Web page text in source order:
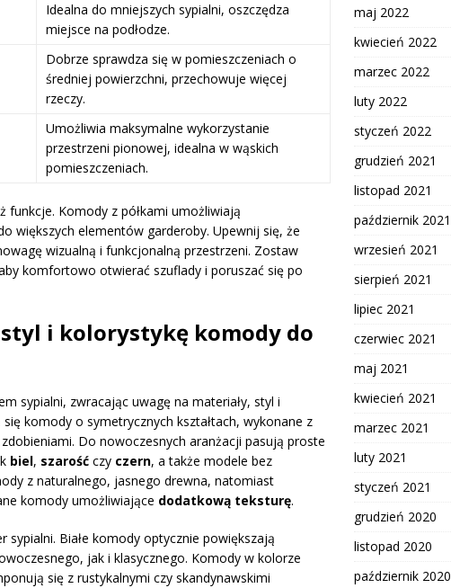
Idealna do mniejszych sypialni, oszczędza
miejsce na podłodze.
Dobrze sprawdza się w pomieszczeniach o
średniej powierzchni, przechowuje więcej
rzeczy.
Umożliwia maksymalne wykorzystanie
przestrzeni pionowej, idealna w wąskich
pomieszczeniach.
Komody z półkami umożliwiają
większych elementów garderoby. Upewnij się, że
wizualną i funkcjonalną przestrzeni. Zostaw
komfortowo otwierać szuflady i poruszać się po
styl i kolorystykę komody do
sypialni, zwracając uwagę na materiały, styl i
komody o symetrycznych kształtach, wykonane z
Do nowoczesnych aranżacji pasują proste
biel, szarość czy czern, a także modele bez
z naturalnego, jasnego drewna, natomiast
komody umożliwiające dodatkową teksturę.
Białe komody optycznie powiększają
jak i klasycznego. Komody w kolorze
się z rustykalnymi czy skandynawskimi
maj 2022
kwiecień 2022
marzec 2022
luty 2022
styczeń 2022
grudzień 2021
listopad 2021
październik 2021
wrzesień 2021
sierpień 2021
lipiec 2021
czerwiec 2021
maj 2021
kwiecień 2021
marzec 2021
luty 2021
styczeń 2021
grudzień 2020
listopad 2020
październik 2020